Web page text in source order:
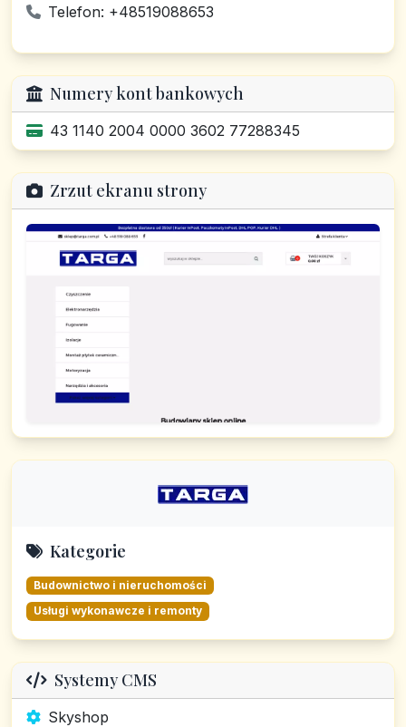
Telefon: +48519088653
Numery kont bankowych
43 1140 2004 0000 3602 77288345
Zrzut ekranu strony
Kategorie
Budownictwo i nieruchomości
Usługi wykonawcze i remonty
Systemy CMS
Skyshop